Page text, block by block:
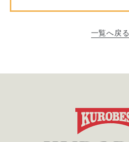
一覧へ戻る